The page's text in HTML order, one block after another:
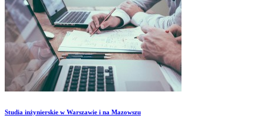
Studia inżynierskie w Warszawie i na Mazowszu